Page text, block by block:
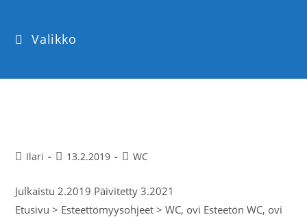
Valikko
Ilari 13.2.2019 WC
Julkaistu 2.2019 Päivitetty 3.2021
Etusivu > Esteettömyysohjeet > WC, ovi Esteetön WC, ovi